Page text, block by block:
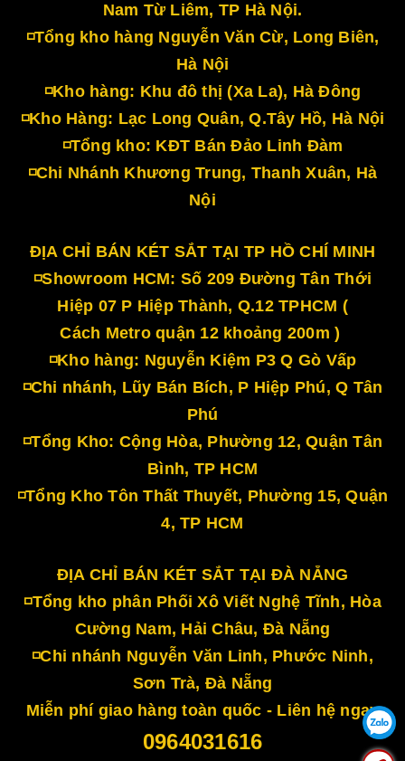
Nam Từ Liêm, TP Hà Nội.
◽Tổng kho hàng Nguyễn Văn Cừ, Long Biên,
Hà Nội
◽Kho hàng: Khu đô thị (Xa La), Hà Đông
◽Kho Hàng: Lạc Long Quân, Q.Tây Hồ, Hà Nội
◽Tổng kho: KĐT Bán Đảo Linh Đàm
◽Chi Nhánh Khương Trung, Thanh Xuân, Hà
Nội
ĐỊA CHỈ BÁN KÉT SẮT TẠI TP HỒ CHÍ MINH
◽Showroom HCM: Số 209 Đường Tân Thới
Hiệp 07 P Hiệp Thành, Q.12 TPHCM (
Cách Metro quận 12 khoảng 200m )
◽Kho hàng: Nguyễn Kiệm P3 Q Gò Vấp
◽Chi nhánh, Lũy Bán Bích, P Hiệp Phú, Q Tân
Phú
◽Tổng Kho: Cộng Hòa, Phường 12, Quận Tân
Bình, TP HCM
◽Tổng Kho Tôn Thất Thuyết, Phường 15, Quận
4, TP HCM
ĐỊA CHỈ BÁN KÉT SẮT TẠI ĐÀ NẴNG
◽Tổng kho phân Phối Xô Viết Nghệ Tĩnh, Hòa
Cường Nam, Hải Châu, Đà Nẵng
◽Chi nhánh Nguyễn Văn Linh, Phước Ninh,
Sơn Trà, Đà Nẵng
Miễn phí giao hàng toàn quốc - Liên hệ ngay
0964031616